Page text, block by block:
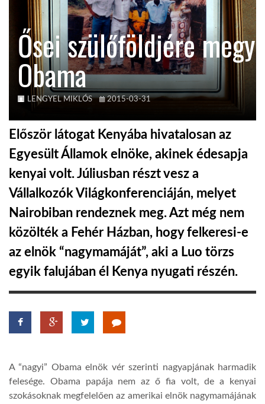
AUSZTRÁLIA
A VILÁG ITTHON
MÉDIA
GLOBOTV BP
HÍR3D
TROPICALMAGAZIN
GLOBOTV
AFRIKA TUDÁSTÁR
A NAP SZÉPE
Ősei szülőföldjére megy
Obama
LENGYEL MIKLÓS 2015-03-31
Először látogat Kenyába hivatalosan az
Egyesült Államok elnöke, akinek édesapja
kenyai volt. Júliusban részt vesz a
Vállalkozók Világkonferenciáján, melyet
Nairobiban rendeznek meg. Azt még nem
közölték a Fehér Házban, hogy felkeresi-e
az elnök “nagymamáját”, aki a Luo törzs
egyik falujában él Kenya nyugati részén.
A “nagyi” Obama elnök vér szerinti nagyapjának harmadik
felesége. Obama papája nem az ő fia volt, de a kenyai
szokásoknak megfelelően az amerikai elnök nagymamájának